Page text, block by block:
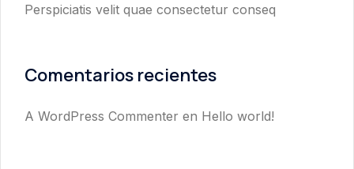
Perspiciatis velit quae consectetur conseq
Comentarios recientes
A WordPress Commenter en Hello world!